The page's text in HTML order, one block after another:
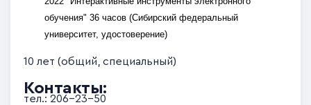
обучения" 36 часов(Сибирский федеральный
университет, удостоверение)
10 лет (общий, специальный)
Контакты:
тел.: 206-23-50